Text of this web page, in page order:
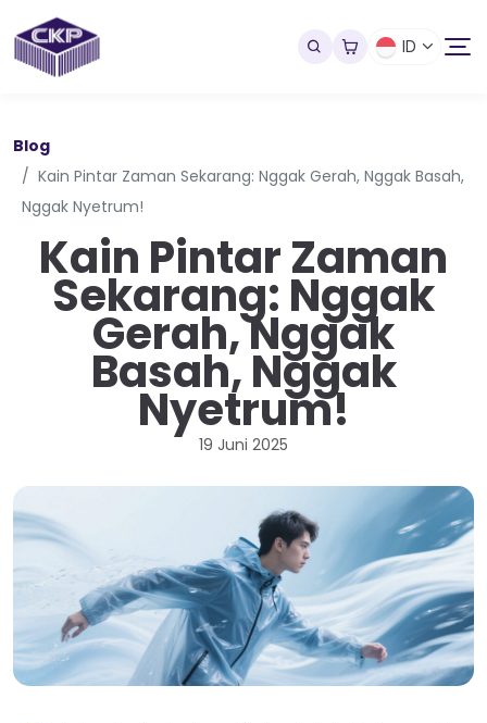
ID
Blog
Kain Pintar Zaman Sekarang: Nggak Gerah, Nggak Basah,
Nggak Nyetrum!
Kain Pintar Zaman
Sekarang: Nggak
Gerah, Nggak
Basah, Nggak
Nyetrum!
19 Juni 2025